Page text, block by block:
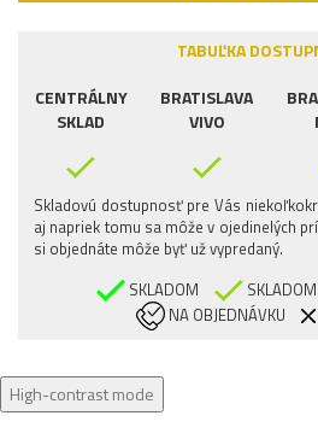
TABUĽKA
CENTRÁLNY
SKLAD
BRATISLAVA
VIVO
Skladovú dostupnosť pre Vás
aj napriek tomu sa môže v ojedinelých
si objednáte môže byť už vypredaný.
SKLADOM
NA OBJEDNÁVKU
High-contrast mode